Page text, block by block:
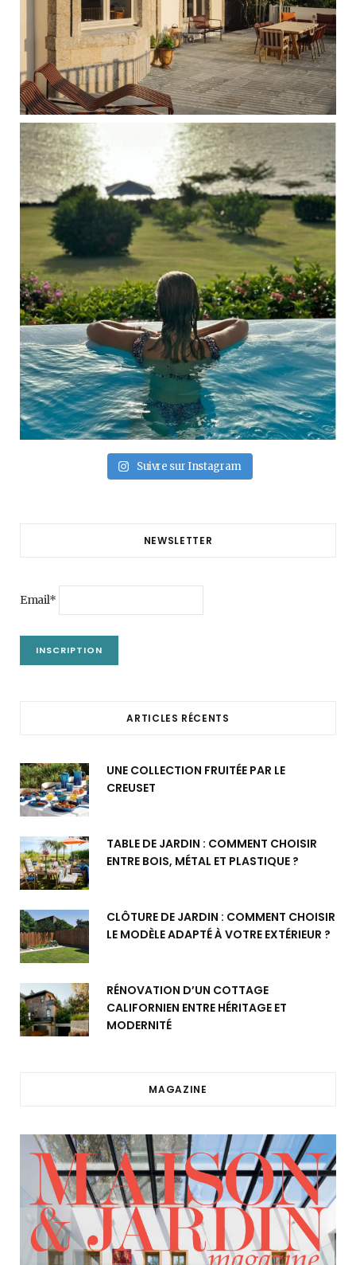
Suivre sur Instagram
NEWSLETTER
Email*
ARTICLES RÉCENTS
UNE COLLECTION FRUITÉE PAR LE
CREUSET
TABLE DE JARDIN : COMMENT CHOISIR
ENTRE BOIS, MÉTAL ET PLASTIQUE ?
CLÔTURE DE JARDIN : COMMENT CHOISIR
LE MODÈLE ADAPTÉ À VOTRE EXTÉRIEUR ?
RÉNOVATION D’UN COTTAGE
CALIFORNIEN ENTRE HÉRITAGE ET
MODERNITÉ
MAGAZINE